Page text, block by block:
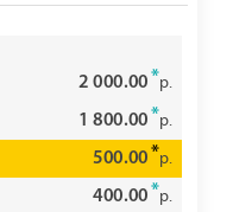
2 000.00*р.
1 800.00*р.
500.00*р.
400.00*р.